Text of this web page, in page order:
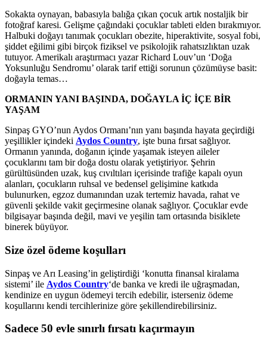
Sokakta oynayan, babasıyla balığa çıkan çocuk artık nostaljik bir
fotoğraf karesi. Gelişme çağındaki çocuklar tableti elden bırakmıyor.
Halbuki doğayı tanımak çocukları obezite, hiperaktivite, sosyal fobi,
şiddet eğilimi gibi birçok fiziksel ve psikolojik rahatsızlıktan uzak
tutuyor. Amerikalı araştırmacı yazar Richard Louv’un ‘Doğa
Yoksunluğu Sendromu’ olarak tarif ettiği sorunun çözümüyse basit:
doğayla temas…
ORMANIN YANI BAŞINDA, DOĞAYLA İÇ İÇE BİR
YAŞAM
Sinpaş GYO’nun Aydos Ormanı’nın yanı başında hayata geçirdiği
yeşillikler içindeki Aydos Country, işte buna fırsat sağlıyor.
Ormanın yanında, doğanın içinde yaşamak isteyen aileler
çocuklarını tam bir doğa dostu olarak yetiştiriyor. Şehrin
gürültüsünden uzak, kuş cıvıltıları içerisinde trafiğe kapalı oyun
alanları, çocukların ruhsal ve bedensel gelişimine katkıda
bulunurken, egzoz dumanından uzak tertemiz havada, rahat ve
güvenli şekilde vakit geçirmesine olanak sağlıyor. Çocuklar evde
bilgisayar başında değil, mavi ve yeşilin tam ortasında bisiklete
binerek büyüyor.
Size özel ödeme koşulları
Sinpaş ve Arı Leasing’in geliştirdiği ‘konutta finansal kiralama
sistemi’ ile Aydos Country‘de banka ve kredi ile uğraşmadan,
kendinize en uygun ödemeyi tercih edebilir, isterseniz ödeme
koşullarını kendi tercihlerinize göre şekillendirebilirsiniz.
Sadece 50 evle sınırlı fırsatı kaçırmayın